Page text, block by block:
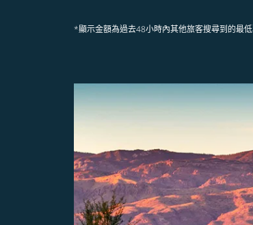
*顯示金額為過去48小時內其他旅客搜尋到的最